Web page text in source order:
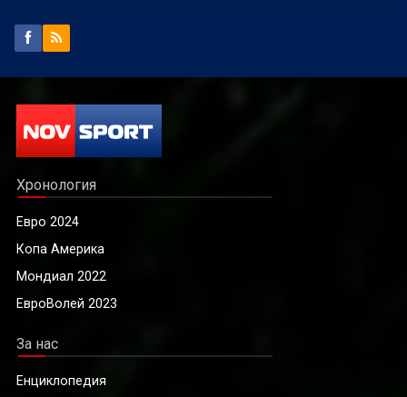
Хронология
Евро 2024
Копа Америка
Мондиал 2022
ЕвроВолей 2023
За нас
Енциклопедия